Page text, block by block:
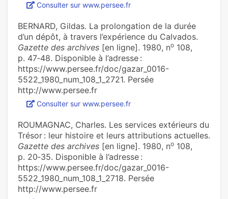
Consulter sur www.persee.fr
BERNARD, Gildas. La prolongation de la durée
d’un dépôt, à travers l’expérience du Calvados.
Gazette des archives [en ligne]. 1980, no 108,
p. 47‑48. Disponible à l’adresse :
https://www.persee.fr/doc/gazar_0016-
5522_1980_num_108_1_2721. Persée
http://www.persee.fr
Consulter sur www.persee.fr
ROUMAGNAC, Charles. Les services extérieurs du
Trésor : leur histoire et leurs attributions actuelles.
Gazette des archives [en ligne]. 1980, no 108,
p. 20‑35. Disponible à l’adresse :
https://www.persee.fr/doc/gazar_0016-
5522_1980_num_108_1_2718. Persée
http://www.persee.fr